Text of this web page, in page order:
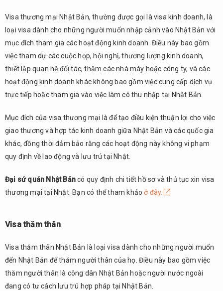
Visa thương mại Nhật Bản, thường được gọi là visa kinh doanh, là
loại visa dành cho những người muốn nhập cảnh vào Nhật Bản với
mục đích tham gia các hoạt động kinh doanh. Điều này bao gồm
việc tham dự các cuộc họp, hội nghị, thương lượng kinh doanh,
thiết lập quan hệ đối tác, thăm các nhà máy hoặc công ty, và các
hoạt động kinh doanh khác không bao gồm việc cung cấp dịch vụ
trực tiếp hoặc tham gia vào việc làm có thu nhập tại Nhật Bản.
Mục đích của visa thương mại là để tạo điều kiện thuận lợi cho việc
giao thương và hợp tác kinh doanh giữa Nhật Bản và các quốc gia
khác, đồng thời đảm bảo rằng các hoạt động này không vi phạm
quy định về lao động và lưu trú tại Nhật.
Đại sứ quán Nhật Bảncó quy định chi tiết hồ sơ và thủ tục xin visa
thương mại tại Nhật. Bạn có thể tham khảoở đây.
Visa thăm thân
Visa thăm thân Nhật Bản là loại visa dành cho những người muốn
đến Nhật Bản để thăm người thân của họ. Điều này bao gồm việc
thăm người thân là công dân Nhật Bản hoặc người nước ngoài
đang có tư cách lưu trú hợp pháp tại Nhật Bản.